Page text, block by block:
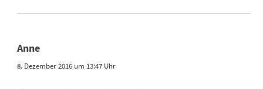
Anne
8. Dezember 2016 um 13:47 Uhr